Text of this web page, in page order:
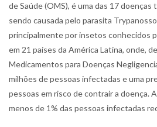
de Saúde (OMS), é uma das 17 doenças
sendo causada pelo parasita
principalmente por insetos conhecidos
em 21 países da América Latina, onde,
Medicamentos para Doenças
milhões de pessoas infectadas e uma
pessoas em risco de contrair a doença.
menos de 1% das pessoas infectadas